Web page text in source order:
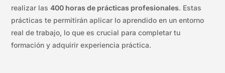
realizar las400 horas de prácticas profesionales. Estas
prácticas te permitirán aplicar lo aprendido en un entorno
real de trabajo, lo que es crucial para completar tu
formación y adquirir experiencia práctica.